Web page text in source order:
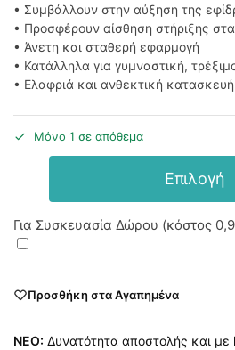
• Συμβάλλουν στην αύξηση της
• Προσφέρουν αίσθηση στήριξης
• Άνετη και σταθερή εφαρμογή
• Κατάλληλα για γυμναστική,
• Ελαφριά και ανθεκτική κατασκευή
Μόνο 1 σε απόθεμα
Επιλογή
Για Συσκευασία Δώρου (κόστος
Προσθήκη στα Αγαπημένα
NEO: Δυνατότητα αποστολής και με